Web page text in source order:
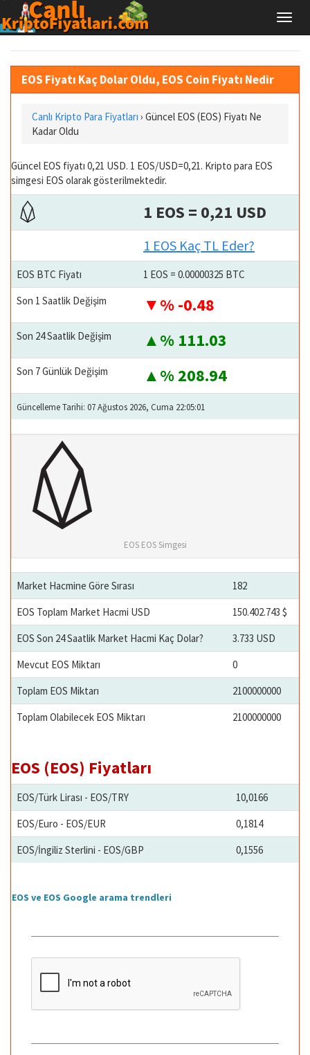
EOS Fiyatı Kaç Dolar Oldu, EOS Coin Fiyatı Nedir
Canlı Kripto Para Fiyatları › Güncel EOS (EOS) Fiyatı Ne
Kadar Oldu
Güncel EOS fiyatı 0,21 USD. 1 EOS/USD=0,21. Kripto para EOS
simgesi EOS olarak gösterilmektedir.
1 EOS = 0,21 USD
1 EOS Kaç TL Eder?
EOS BTC Fiyatı
1 EOS = 0.00000325 BTC
Son 1 Saatlik Değişim
% -0.48
Son 24 Saatlik Değişim % 111.03
Son 7 Günlük Değişim % 208.94
Güncelleme Tarihi: 07 Ağustos 2026, Cuma 22:05:01
EOS EOS Simgesi
Market Hacmine Göre Sırası
182
EOS Toplam Market Hacmi USD
150.402.743 $
EOS Son 24 Saatlik Market Hacmi Kaç Dolar?
3.733 USD
Mevcut EOS Miktarı
0
Toplam EOS Miktarı
2100000000
Toplam Olabilecek EOS Miktarı
2100000000
EOS (EOS) Fiyatları
EOS/Türk Lirası - EOS/TRY
10,0166
EOS/Euro - EOS/EUR
0,1814
EOS/İngiliz Sterlini - EOS/GBP
0,1556
EOS ve EOS Google arama trendleri